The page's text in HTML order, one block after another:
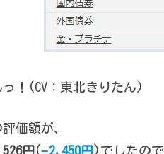
っ！(CV：東北きりたん)
価額が、
円(−2,450円)でしたので